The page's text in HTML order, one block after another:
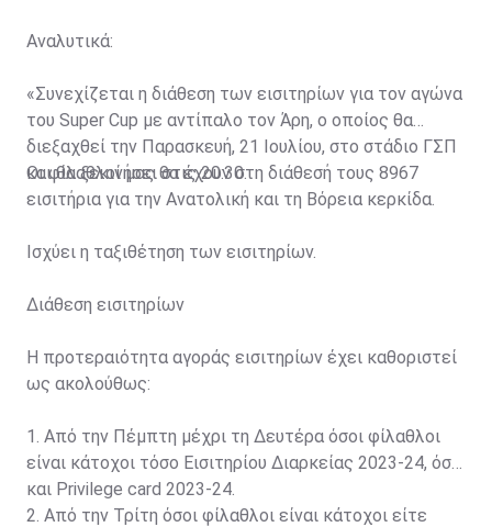
Αναλυτικά:
«Συνεχίζεται η διάθεση των εισιτηρίων για τον αγώνα
του Super Cup με αντίπαλο τον Άρη, ο οποίος θα
διεξαχθεί την Παρασκευή, 21 Ιουλίου, στο στάδιο ΓΣΠ
και θα ξεκινήσει στις 20:30.
Οι φίλαθλοί μας θα έχουν στη διάθεσή τους 8967
εισιτήρια για την Ανατολική και τη Βόρεια κερκίδα.
Ισχύει η ταξιθέτηση των εισιτηρίων.
Διάθεση εισιτηρίων
Η προτεραιότητα αγοράς εισιτηρίων έχει καθοριστεί
ως ακολούθως:
1. Από την Πέμπτη μέχρι τη Δευτέρα όσοι φίλαθλοι
είναι κάτοχοι τόσο Εισιτηρίου Διαρκείας 2023-24, όσο
και Privilege card 2023-24.
2. Από την Τρίτη όσοι φίλαθλοι είναι κάτοχοι είτε